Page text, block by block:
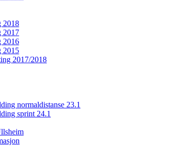
2018
2017
2016
2015
2017/2018
normaldistanse 23.1
sprint 24.1